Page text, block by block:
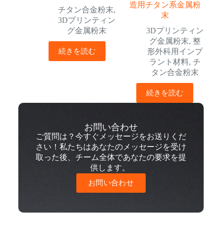
チタン合金粉末,
3Dプリンティン
グ金属粉末
続きを読む
造用チタン系金属粉
末
3Dプリンティン
グ金属粉末, 整
形外科用インプ
ラント材料, チ
タン合金粉末
続きを読む
お問い合わせ
ご質問は？今すぐメッセージをお送りくだ
さい！私たちはあなたのメッセージを受け
取った後、チーム全体であなたの要求を提
供します。
お問い合わせ